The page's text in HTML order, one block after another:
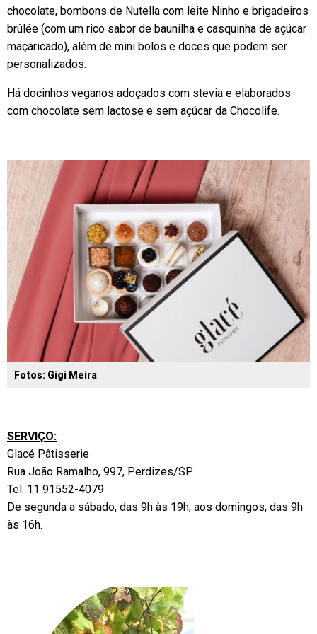
chocolate, bombons de Nutella com leite Ninho e brigadeiros
brûlée (com um rico sabor de baunilha e casquinha de açúcar
maçaricado), além de mini bolos e doces que podem ser
personalizados.
Há docinhos veganos adoçados com stevia e elaborados
com chocolate sem lactose e sem açúcar da Chocolife.
Fotos: Gigi Meira
SERVIÇO:
Glacé Pâtisserie
Rua João Ramalho, 997, Perdizes/SP
Tel. 11 91552-4079
De segunda a sábado, das 9h às 19h; aos domingos, das 9h
às 16h.